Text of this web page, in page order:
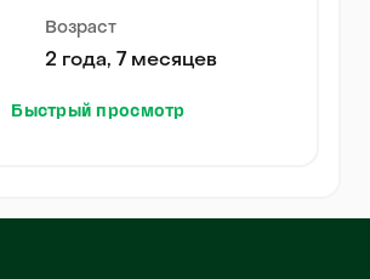
Возраст
2 года, 7 месяцев
Быстрый просмотр